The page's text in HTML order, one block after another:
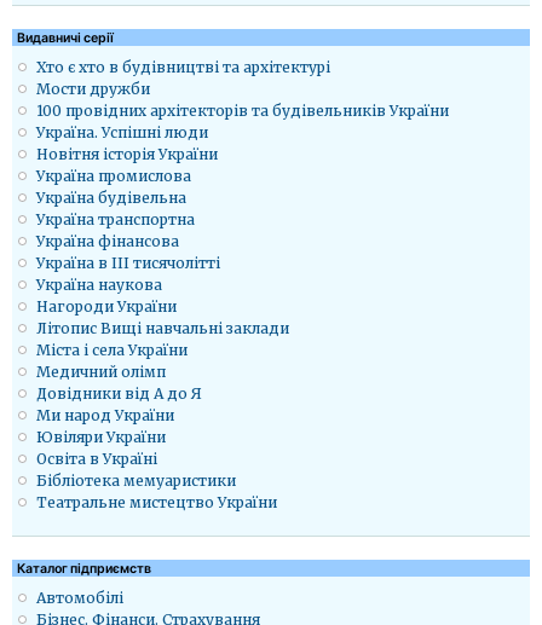
Видавничі серії
Хто є хто в будівництві та архітектурі
Мости дружби
100 провідних архітекторів та будівельників України
Україна. Успішні люди
Новітня історія України
Україна промислова
Україна будівельна
Україна транспортна
Україна фінансова
Україна в ІІІ тисячолітті
Україна наукова
Нагороди України
Літопис Вищі навчальні заклади
Міста і села України
Медичний олімп
Довідники від А до Я
Ми народ України
Ювіляри України
Освіта в Україні
Бібліотека мемуаристики
Театральне мистецтво України
Каталог підприємств
Автомобілі
Бізнес. Фінанси. Страхування